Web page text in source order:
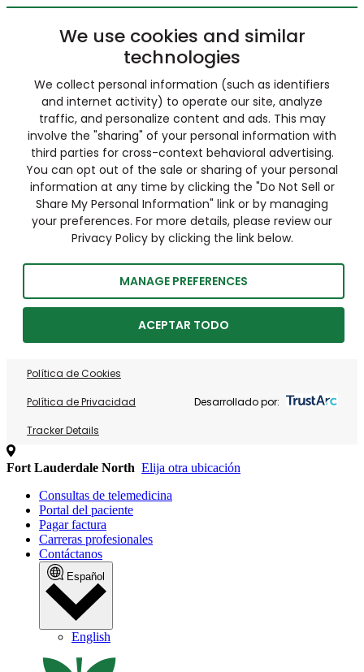
We use cookies and similar
technologies
We collect personal information (such as identifiers
and internet activity) to operate our site, analyze
traffic, and personalize content and ads. This may
involve the "sharing" of your personal information with
third parties for cross-context behavioral advertising.
You can opt out of the sale or sharing of your personal
information at any time by clicking the "Do Not Sell or
Share My Personal Information" link or by managing
your preferences. For more details, please review our
Privacy Policy by clicking the link below.
MANAGE PREFERENCES
ACEPTAR TODO
Política de Cookies
Política de Privacidad
Tracker Details
Desarrollado por:
Fort Lauderdale North Elija otra ubicación
Consultas de telemedicina
Portal del paciente
Pagar factura
Carreras profesionales
Contáctanos
Español
English